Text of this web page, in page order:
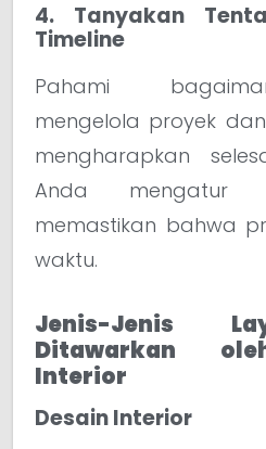
4. Tanyakan
Timeline
Pahami
mengelola proyek
mengharapkan
Anda mengatur
memastikan bahwa
waktu.
Jenis-Jenis
Ditawarkan
Interior
Desain Interior